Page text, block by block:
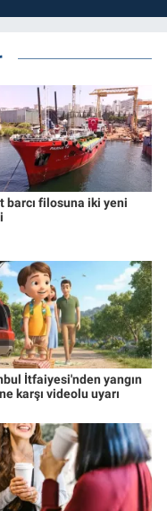
barcı filosuna iki yeni
İtfaiyesi'nden yangın
karşı videolu uyarı